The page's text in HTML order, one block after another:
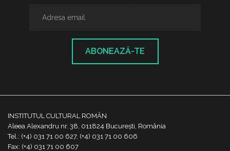
ABONEAZĂ-TE
INSTITUTUL CULTURAL ROMÂN
Aleea Alexandru nr. 38, 011824 București, România
Tel.: (+4) 031 71 00 627, (+4) 031 71 00 606
Fax: (+4) 031 71 00 607